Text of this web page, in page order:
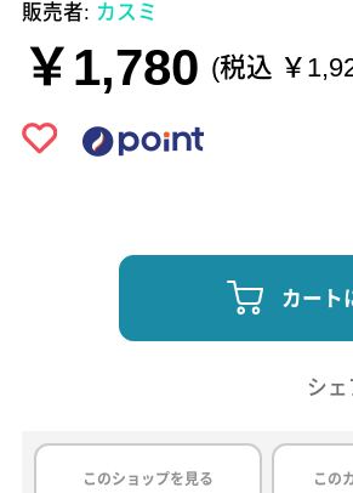
販売者: カスミ
￥1,780 (税込 ￥
カート
シ
このショップを見る この